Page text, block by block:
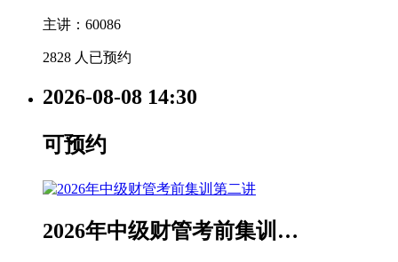
主讲：60086
2828 人已预约
2026-08-08 14:30
可预约
2026年中级财管考前集训…